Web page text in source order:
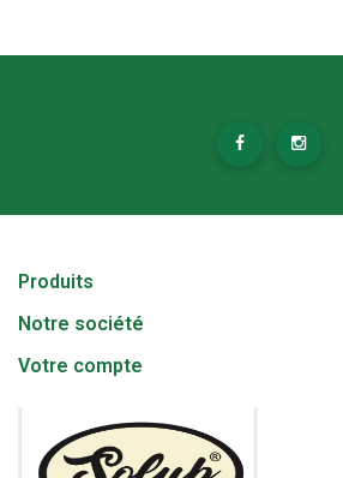
Produits
Notre société
Votre compte